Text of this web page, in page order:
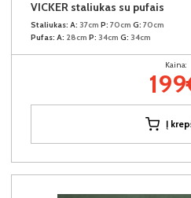
VICKER staliukas su pufais
Staliukas: A: 37cm P: 70cm G: 70cm
Pufas: A: 28cm P: 34cm G: 34cm
Kaina:
Į